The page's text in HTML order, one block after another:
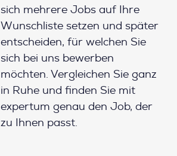
sich mehrere Jobs auf Ihre
Wunschliste setzen und später
entscheiden, für welchen Sie
sich bei uns bewerben
möchten. Vergleichen Sie ganz
in Ruhe und finden Sie mit
expertum genau den Job, der
zu Ihnen passt.